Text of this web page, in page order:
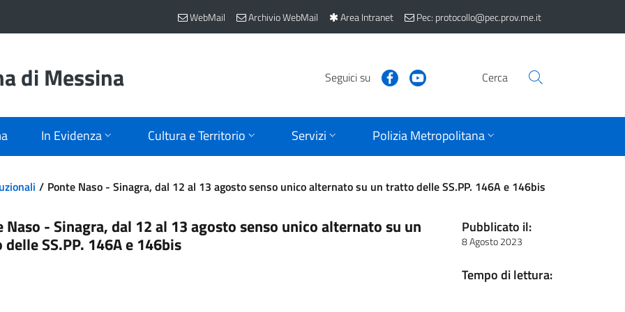
WebMail Archivio WebMail Area Intranet Pec: protocollo@pec.prov.me.it
di Messina Seguici su Cerca
In Evidenza Cultura e Territorio Servizi Polizia Metropolitana
Ponte Naso - Sinagra, dal 12 al 13 agosto senso unico alternato su un tratto delle SS.PP. 146A e 146bis
Naso - Sinagra, dal 12 al 13 agosto senso unico alternato su un
SS.PP. 146A e 146bis
Pubblicato il:
8 Agosto 2023
Tempo di lettura: